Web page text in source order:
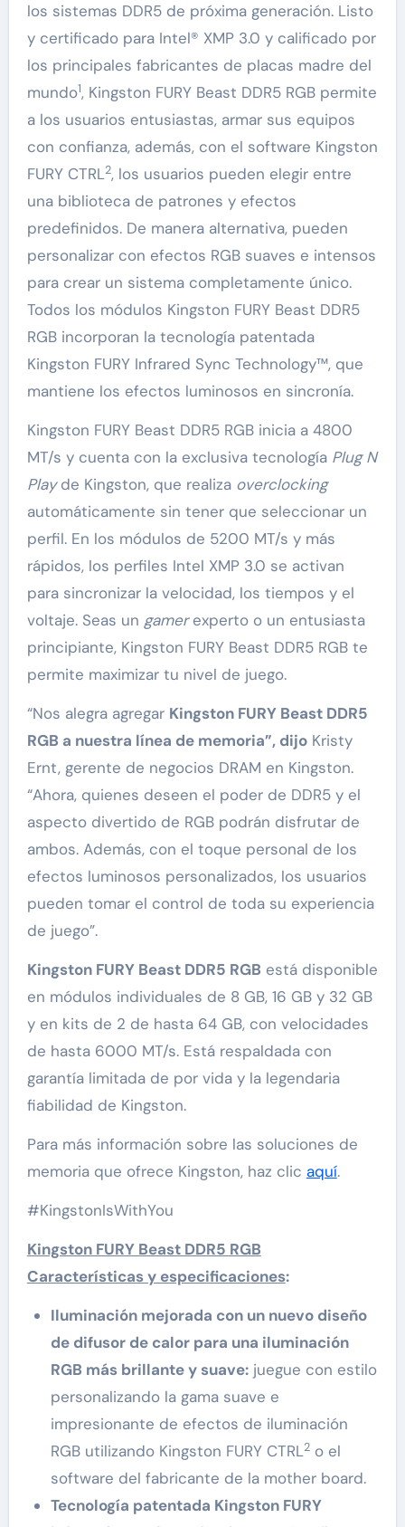
los sistemas DDR5 de próxima generación. Listo
y certificado para Intel® XMP 3.0 y calificado por
los principales fabricantes de placas madre del
mundo1, Kingston FURY Beast DDR5 RGB permite
a los usuarios entusiastas, armar sus equipos
con confianza, además, con el software Kingston
FURY CTRL2, los usuarios pueden elegir entre
una biblioteca de patrones y efectos
predefinidos. De manera alternativa, pueden
personalizar con efectos RGB suaves e intensos
para crear un sistema completamente único.
Todos los módulos Kingston FURY Beast DDR5
RGB incorporan la tecnología patentada
Kingston FURY Infrared Sync Technology™, que
mantiene los efectos luminosos en sincronía.
Kingston FURY Beast DDR5 RGB inicia a 4800
MT/s y cuenta con la exclusiva tecnología Plug N
Playde Kingston, que realiza overclocking
automáticamente sin tener que seleccionar un
perfil. En los módulos de 5200 MT/s y más
rápidos, los perfiles Intel XMP 3.0 se activan
para sincronizar la velocidad, los tiempos y el
voltaje. Seas un gamerexperto o un entusiasta
principiante, Kingston FURY Beast DDR5 RGB te
permite maximizar tu nivel de juego.
“Nos alegra agregar Kingston FURY Beast DDR5
RGB a nuestra línea de memoria”, dijoKristy
Ernt, gerente de negocios DRAM en Kingston.
“Ahora, quienes deseen el poder de DDR5 y el
aspecto divertido de RGB podrán disfrutar de
ambos. Además, con el toque personal de los
efectos luminosos personalizados, los usuarios
pueden tomar el control de toda su experiencia
de juego”.
Kingston FURY Beast DDR5 RGB está disponible
en módulos individuales de 8 GB, 16 GB y 32 GB
y en kits de 2 de hasta 64 GB, con velocidades
de hasta 6000 MT/s. Está respaldada con
garantía limitada de por vida y la legendaria
fiabilidad de Kingston.
Para más información sobre las soluciones de
memoria que ofrece Kingston, haz clic aquí.
#KingstonIsWithYou
Kingston FURY Beast DDR5 RGB
Características y especificaciones:
Iluminación mejorada con un nuevo diseño
de difusor de calor para una iluminación
RGB más brillante y suave:juegue con estilo
personalizando la gama suave e
impresionante de efectos de iluminación
RGB utilizando Kingston FURY CTRL2o el
software del fabricante de la mother board.
Tecnología patentada Kingston FURY